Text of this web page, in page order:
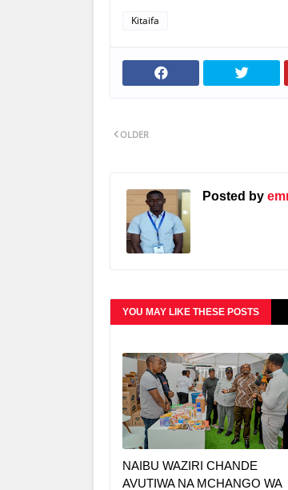
Kitaifa
OLDER
Posted by
YOU MAY LIKE THESE POSTS
NAIBU WAZIRI CHANDE
AVUTIWA NA MCHANGO WA